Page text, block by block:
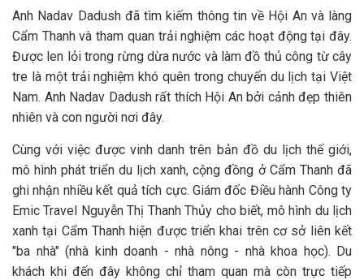
Anh Nadav Dadush đã tìm kiếm thông tin về Hội An và làng
Cẩm Thanh và tham quan trải nghiệm các hoạt động tại đây.
Được len lỏi trong rừng dừa nước và làm đồ thủ công từ cây
tre là một trải nghiệm khó quên trong chuyến du lịch tại Việt
Nam. Anh Nadav Dadush rất thích Hội An bởi cảnh đẹp thiên
nhiên và con người nơi đây.
Cùng với việc được vinh danh trên bản đồ du lịch thế giới,
mô hình phát triển du lịch xanh, cộng đồng ở Cẩm Thanh đã
ghi nhận nhiều kết quả tích cực. Giám đốc Điều hành Công ty
Emic Travel Nguyễn Thị Thanh Thủy cho biết, mô hình du lịch
xanh tại Cẩm Thanh hiện được triển khai trên cơ sở liên kết
"ba nhà" (nhà kinh doanh - nhà nông - nhà khoa học). Du
khách khi đến đây không chỉ tham quan mà còn trực tiếp